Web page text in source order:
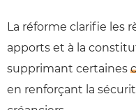
La réforme clarifie les
apports et à la
supprimant certaines
en renforçant la